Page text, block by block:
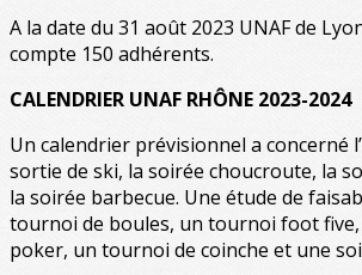
A la date du 31 août 2023 UNAF de
compte 150 adhérents.
CALENDRIER UNAF RHÔNE 2023-2024
Un calendrier prévisionnel a concerné
sortie de ski, la soirée choucroute, la
la soirée barbecue. Une étude de
tournoi de boules, un tournoi foot
poker, un tournoi de coinche et une